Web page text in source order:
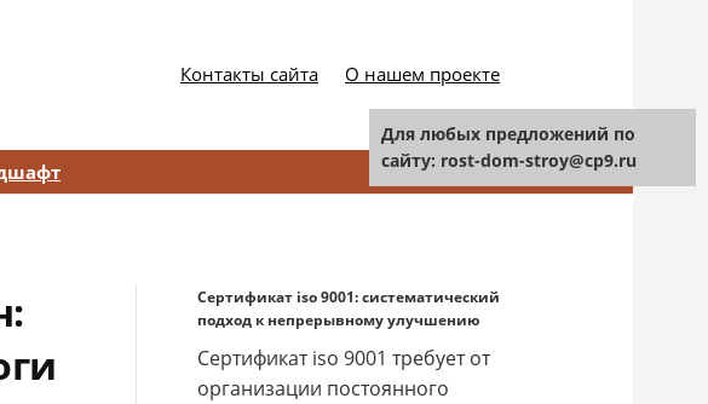
Контакты сайта О нашем проекте
Найти:
Сертификат iso 9001: систематический
подход к непрерывному улучшению
Сертификат iso 9001 требует от
организации постоянного
Для любых предложений по
сайту: rost-dom-stroy@cp9.ru